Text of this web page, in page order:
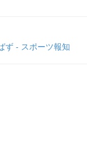
ず - スポーツ報知